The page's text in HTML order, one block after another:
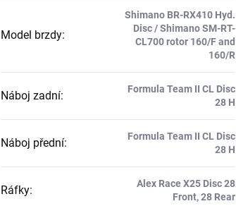
Model brzdy:
Shimano BR-RX410 Hyd.
Disc / Shimano SM-RT-
CL700 rotor 160/F and
160/R
Náboj zadní:
Formula Team II CL Disc
28 H
Náboj přední:
Formula Team II CL Disc
28 H
Ráfky:
Alex Race X25 Disc 28
Front, 28 Rear